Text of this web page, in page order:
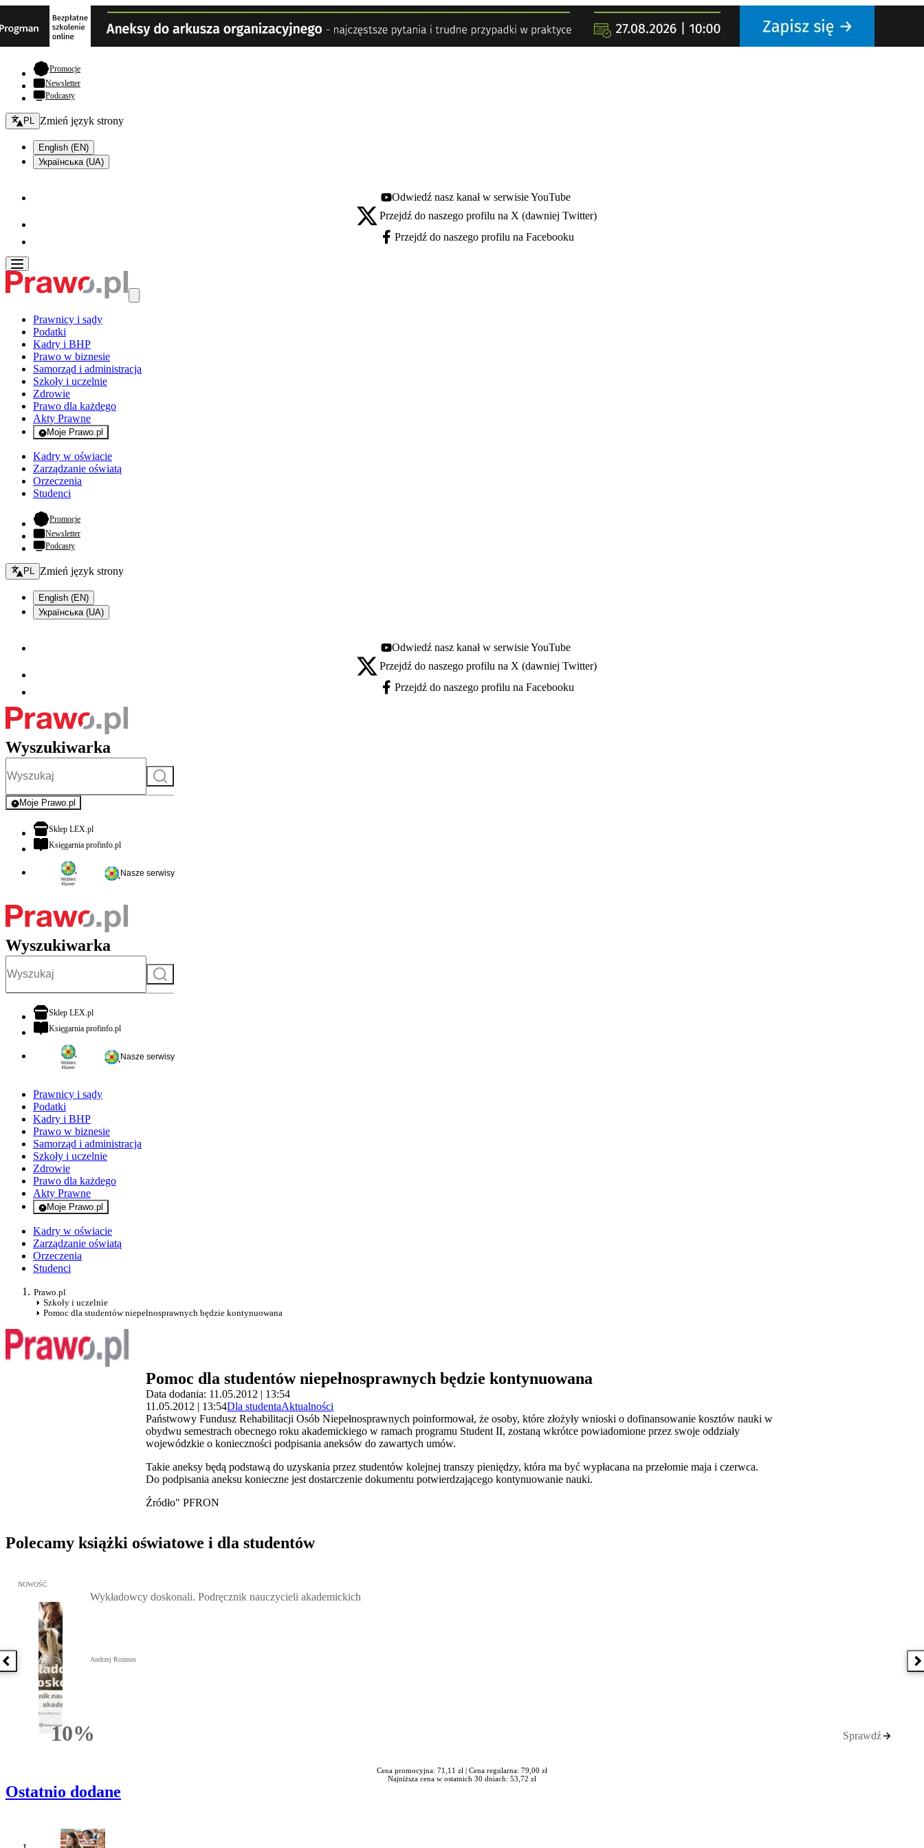
Promocje- otwiera się w nowej karcie
Newsletter
Podcasty
Zmień język - bieżący:
PL Zmień język strony
English (EN)
Українська (UA)
Youtube - otwiera się w nowej karcie
Odwiedź nasz kanał w serwisie YouTube
X - otwiera się w nowej karcie
Przejdź do naszego profilu na X (dawniej Twitter)
Facebook - otwiera się w nowej karcie
Przejdź do naszego profilu na Facebooku
Prawnicy i sądy
Podatki
Kadry i BHP
Prawo w biznesie
Samorząd i administracja
Szkoły i uczelnie
Zdrowie
Prawo dla każdego
Akty Prawne
Moje Prawo.pl
- rejestracja i logowanie do serwisu
Kadry w oświacie
Zarządzanie oświatą
Orzeczenia
Studenci
Promocje- otwiera się w nowej karcie
Newsletter
Podcasty
Zmień język - bieżący:
PL Zmień język strony
English (EN)
Українська (UA)
Youtube - otwiera się w nowej karcie
Odwiedź nasz kanał w serwisie YouTube
X - otwiera się w nowej karcie
Przejdź do naszego profilu na X (dawniej Twitter)
Facebook - otwiera się w nowej karcie
Przejdź do naszego profilu na Facebooku
Wyszukiwarka
Szukaj
Moje Prawo.pl
- rejestracja i logowanie do serwisu
Sklep LEX.plotwiera się w nowej karcie
Księgarnia profinfo.plotwiera się w nowej karcie
Nasze serwisy
Wyszukiwarka
Szukaj
Sklep LEX.plotwiera się w nowej karcie
Księgarnia profinfo.plotwiera się w nowej karcie
Nasze serwisy
Prawnicy i sądy
Podatki
Kadry i BHP
Prawo w biznesie
Samorząd i administracja
Szkoły i uczelnie
Zdrowie
Prawo dla każdego
Akty Prawne
Moje Prawo.pl
- rejestracja i logowanie do serwisu
Kadry w oświacie
Zarządzanie oświatą
Orzeczenia
Studenci
Prawo.pl
Szkoły i uczelnie
Pomoc dla studentów niepełnosprawnych będzie kontynuowana
Pomoc dla studentów niepełnosprawnych będzie kontynuowana
Data dodania: 11.05.2012 | 13:54
11.05.2012 | 13:54Dla studentaAktualności
Państwowy Fundusz Rehabilitacji Osób Niepełnosprawnych poinformował, że osoby, które złożyły wnioski o dofinansowanie kosztów nauki w
obydwu semestrach obecnego roku akademickiego w ramach programu Student II, zostaną wkrótce powiadomione przez swoje oddziały
wojewódzkie o konieczności podpisania aneksów do zawartych umów.
Takie aneksy będą podstawą do uzyskania przez studentów kolejnej transzy pieniędzy, która ma być wypłacana na przełomie maja i czerwca.
Do podpisania aneksu konieczne jest dostarczenie dokumentu potwierdzającego kontynuowanie nauki.
Źródło" PFRON
Polecamy książki oświatowe i dla studentów
Poprzednia książka
Przejdź do: Wykładowcy doskonali. Podręcznik nauczycieli akademickich, Andrzej Rozmus - otwiera się w nowym oknie
NOWOŚĆ
10%Rabatu
Wykładowcy doskonali. Podręcznik nauczycieli akademickich
Andrzej Rozmus
Sprawdź
Cena promocyjna: 71,11 zł | Cena regularna: 79,00 zł
Najniższa cena w ostatnich 30 dniach: 53,72 zł
Ostatnio dodane